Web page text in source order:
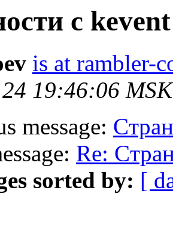
с kevent
is at rambler-
19:46:06
message:
Re:
sorted by: [